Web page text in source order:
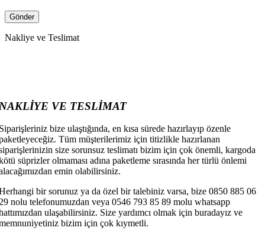
Nakliye ve Teslimat
VE TESLİMAT
bize ulaştığında, en kısa sürede hazırlayıp özenle
Tüm müşterilerimiz için titizlikle hazırlanan
size sorunsuz teslimatı bizim için çok önemli, kargoda
süprizler olmaması adına paketleme sırasında her türlü önlemi
emin olabilirsiniz.
bir sorunuz ya da özel bir talebiniz varsa, bize 0850 885 06
nolu telefonumuzdan veya 0546 793 85 89 molu whatsapp
ulaşabilirsiniz. Size yardımcı olmak için buradayız ve
bizim için çok kıymetli.